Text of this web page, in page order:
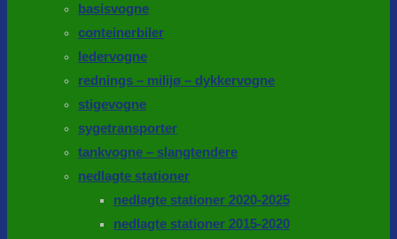
basisvogne
conteinerbiler
ledervogne
rednings – milijø – dykkervogne
stigevogne
sygetransporter
tankvogne – slangtendere
nedlagte stationer
nedlagte stationer 2020-2025
nedlagte stationer 2015-2020